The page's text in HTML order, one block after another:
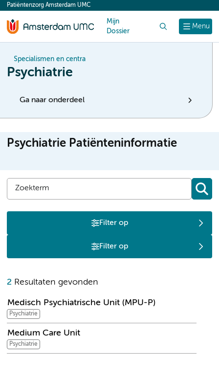
content
Menu
Patiëntenzorg Amsterdam UMC
Mijn
Dossier
Specialismen en centra
Psychiatrie
Ga naar onderdeel
Psychiatrie Patiënteninformatie
Filter op
Filter op
2 Resultaten gevonden
Medisch Psychiatrische Unit (MPU-P)
Psychiatrie
Medium Care Unit
Psychiatrie